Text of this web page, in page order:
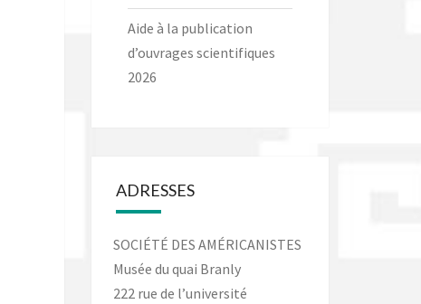
Aide à la publication
d’ouvrages scientifiques
2026
ADRESSES
SOCIÉTÉ DES AMÉRICANISTES
Musée du quai Branly
222 rue de l’université